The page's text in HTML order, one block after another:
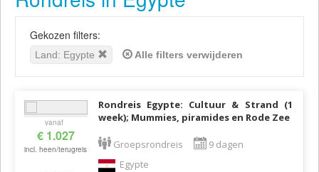
Gekozen filters:
Land: Egypte Alle filters verwijderen
vanaf
€ 1.027
incl. heen/terugreis
Rondreis Egypte: Cultuur & Strand (1
week); Mummies, piramides en Rode Zee
Groepsrondreis
9 dagen
Egypte